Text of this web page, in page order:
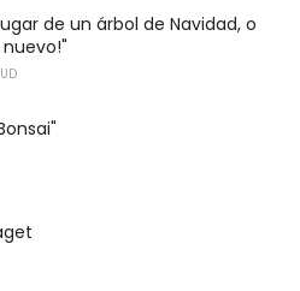
de un árbol de Navidad, o
nuevo!"